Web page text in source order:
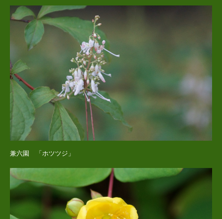
兼六園 「ホツツジ」